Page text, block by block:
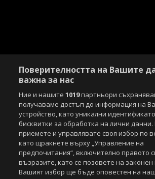
Copyright © 2007-2026 Агенция Спортал. Всички
Този уебсайт е собственост на Sportal Media
За нас Екип За рекламa
Общи условия
Етични правила на НСС
Лични данни
Поверителността на Вашите
важна за нас
Ние и нашите1019партньори
получаваме достъп до информация на
устройство, като уникални
бисквитки за обработка на лични
приемете и управлявате своя избор по
като щракнете върху „Управление на
предпочитания“, включително правото
възразите, като се позовете на законен
Вашият избор ще бъде оповестен на